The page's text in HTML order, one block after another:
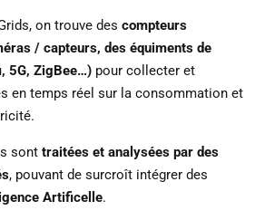
on trouve des compteurs
/ capteurs, des équiments de
5G, ZigBee…) pour collecter et
en temps réel sur la consommation et
sont traitées et analysées par des
, pouvant de surcroît intégrer des
Artificelle.